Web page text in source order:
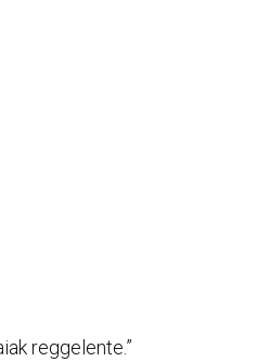
reggelente.”